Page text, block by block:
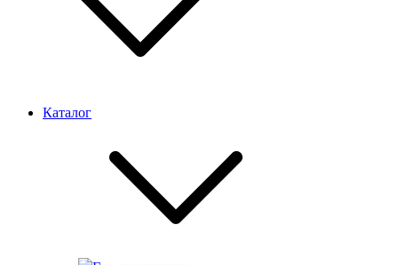
Каталог